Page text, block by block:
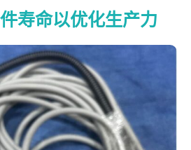
寿命以优化生产力